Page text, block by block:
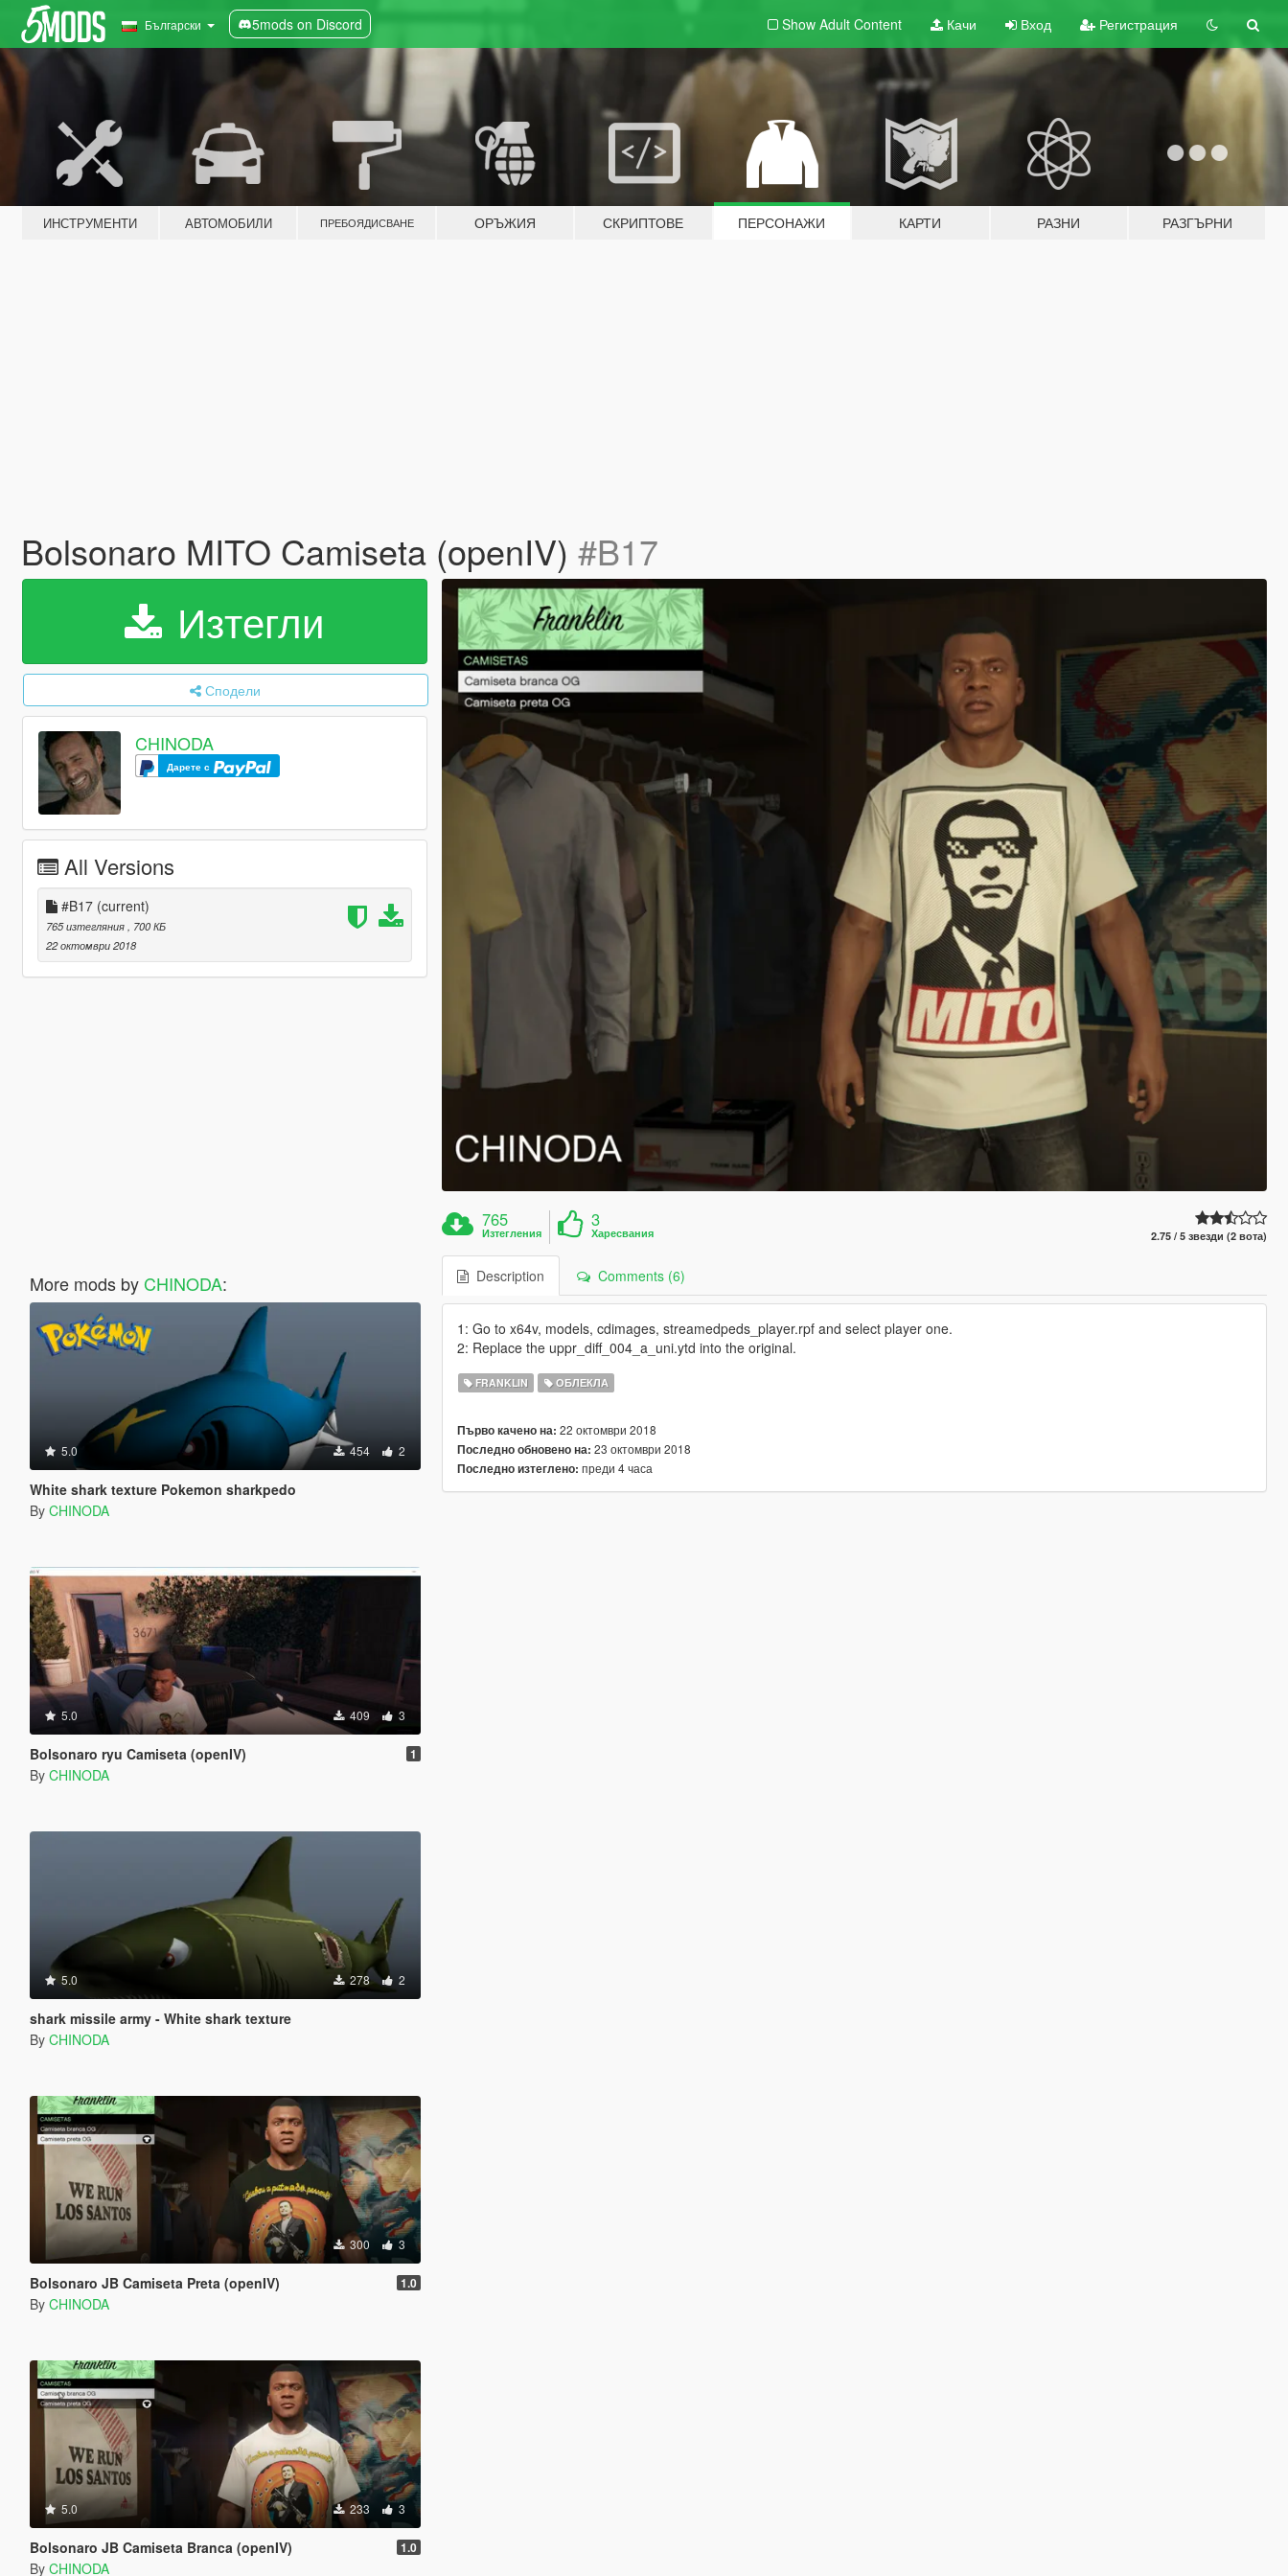
Български 5mods on Discord Show Adult Content Качи Вход Регистрация
ИНСТРУМЕНТИ АВТОМОБИЛИ ПРЕБОЯДИСВАНЕ ОРЪЖИЯ СКРИПТОВЕ ПЕРСОНАЖИ КАРТИ РАЗНИ РАЗГЪРНИ
Bolsonaro MITO Camiseta (openIV) #B17
Изтегли
Сподели
CHINODA
Дарете с
All Versions
#B17 (current)
765 изтегляния
, 700 КБ
22 октомври 2018
More mods by CHINODA:
5.0 454 2
White shark texture Pokemon sharkpedo
By CHINODA
5.0 409 3
Bolsonaro ryu Camiseta (openIV) 1
By CHINODA
5.0 278 2
shark missile army - White shark texture
By CHINODA
300 3
Bolsonaro JB Camiseta Preta (openIV) 1.0
By CHINODA
5.0 233 3
Bolsonaro JB Camiseta Branca (openIV) 1.0
By CHINODA
765
Изтегления
3
Харесвания 2.75 / 5 звезди (2 вота)
Description Comments (6)
1: Go to x64v, models, cdimages, streamedpeds_player.rpf and select player one.
2: Replace the uppr_diff_004_a_uni.ytd into the original.
FRANKLIN ОБЛЕКЛА
Първо качено на: 22 октомври 2018
Последно обновено на: 23 октомври 2018
Последно изтеглено: преди 4 часа